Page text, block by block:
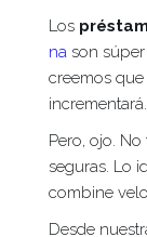
Los
na son
creemos
incrementará.
Pero, ojo.
seguras. Lo
combine
Desde